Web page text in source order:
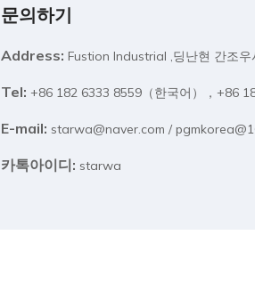
문의하기
Address: Fustion Industrial ,딩난현 간조우
Tel: +86 182 6333 8559（한국어），+86
E-mail: starwa@naver.com /
카톡아이디: starwa